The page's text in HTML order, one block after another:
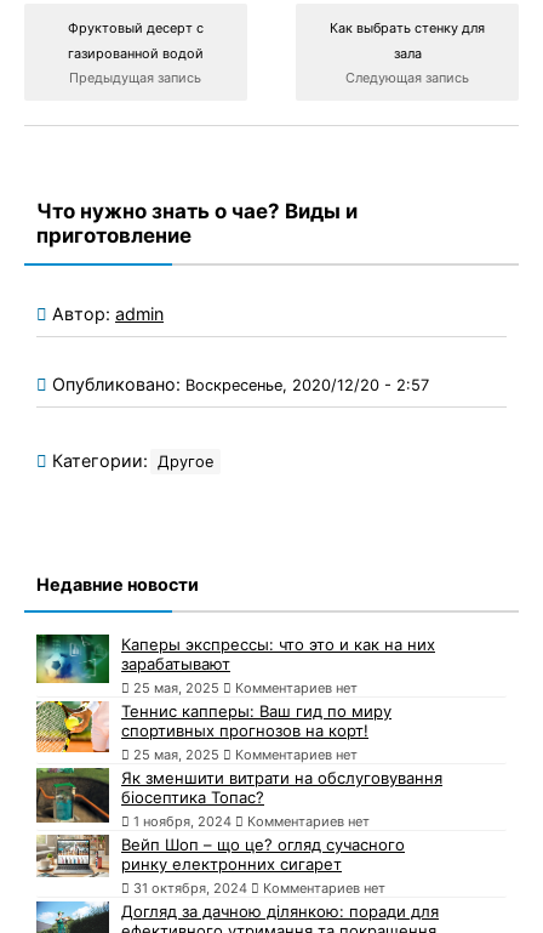
Фруктовый десерт с
газированной водой
Предыдущая запись
Как выбрать стенку для
зала
Следующая запись
Что нужно знать о чае? Виды и
приготовление
Автор: admin
Опубликовано: Воскресенье, 2020/12/20 - 2:57
Категории: Другое
Недавние новости
Каперы экспрессы: что это и как на них
зарабатывают
25 мая, 2025 Комментариев нет
Теннис капперы: Ваш гид по миру
спортивных прогнозов на корт!
25 мая, 2025 Комментариев нет
Як зменшити витрати на обслуговування
біосептика Топас?
1 ноября, 2024 Комментариев нет
Вейп Шоп – що це? огляд сучасного
ринку електронних сигарет
31 октября, 2024 Комментариев нет
Догляд за дачною ділянкою: поради для